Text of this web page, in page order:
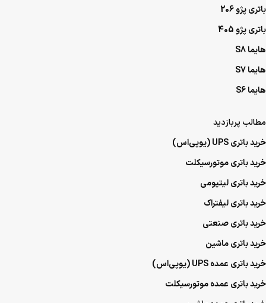
باتری پژو 206
باتری پژو 405
هایما S8
هایما S7
هایما S6
مطالب پربازدید
خرید باتری UPS (یو‌پی‌اس)
خرید باتری موتورسیکلت
خرید باتری لیتیومی
خرید باتری لیفتراک
خرید باتری صنعتی
خرید باتری ماشین
خرید باتری عمده UPS (یو‌پی‌اس)
خرید باتری عمده موتورسیکلت